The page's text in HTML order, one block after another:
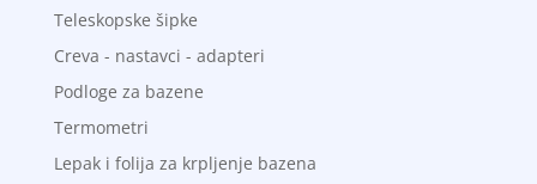
Teleskopske šipke
Creva - nastavci - adapteri
Podloge za bazene
Termometri
Lepak i folija za krpljenje bazena